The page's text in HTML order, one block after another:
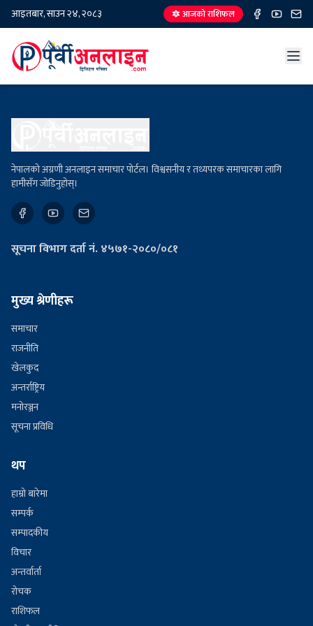
आइतबार, साउन २४, २०८३ 🔯 आजको राशिफल
नेपालको अग्रणी अनलाइन समाचार पोर्टल। विश्वसनीय र तथ्यपरक समाचारका लागि
हामीसँग जोडिनुहोस्।
सूचना विभाग दर्ता नं. ४५७१-२०८०/०८१
मुख्य श्रेणीहरू
समाचार
राजनीति
खेलकुद
अन्तर्राष्ट्रिय
मनोरञ्जन
सूचना प्रविधि
थप
हाम्रो बारेमा
सम्पर्क
सम्पादकीय
विचार
अन्तर्वार्ता
रोचक
राशिफल